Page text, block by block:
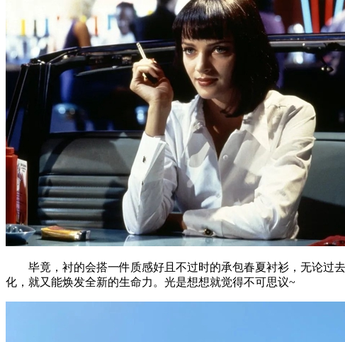
毕竟，衬的会搭一件质感好且不过时的承包春夏衬衫，无论过去
化，就又能焕发全新的生命力。光是想想就觉得不可思议~